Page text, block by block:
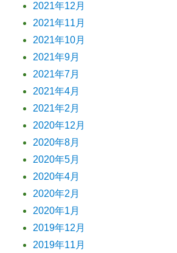
2021年12月
2021年11月
2021年10月
2021年9月
2021年7月
2021年4月
2021年2月
2020年12月
2020年8月
2020年5月
2020年4月
2020年2月
2020年1月
2019年12月
2019年11月